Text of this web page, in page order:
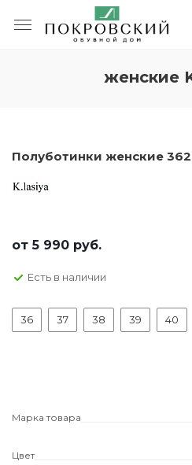
женские
Полуботинки женские
от5 990 руб.
Есть в наличии
36 37 38 39 40
Марка товара
Цвет